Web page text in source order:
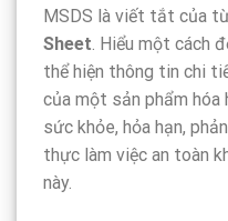
MSDS là viết tắt của
Sheet. Hiểu một cách
thể hiện thông tin chi
của một sản phẩm hóa
sức khỏe, hỏa hạn,
thực làm việc an toàn
này.